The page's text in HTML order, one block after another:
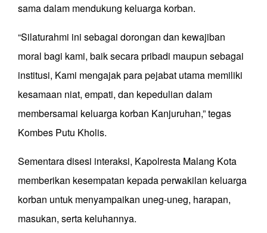
sama dalam mendukung keluarga korban.
“Silaturahmi ini sebagai dorongan dan kewajiban
moral bagi kami, baik secara pribadi maupun sebagai
institusi, Kami mengajak para pejabat utama memiliki
kesamaan niat, empati, dan kepedulian dalam
membersamai keluarga korban Kanjuruhan,” tegas
Kombes Putu Kholis.
Sementara disesi interaksi, Kapolresta Malang Kota
memberikan kesempatan kepada perwakilan keluarga
korban untuk menyampaikan uneg-uneg, harapan,
masukan, serta keluhannya.